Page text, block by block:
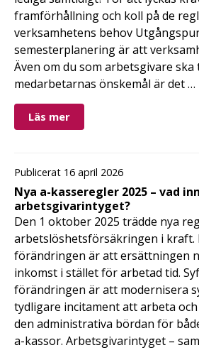
framförhållning och koll på de
verksamhetens behov
semesterplanering är att
Även om du som arbetsgivare ska
medarbetarnas önskemål är det …
Läs mer
Publicerat 16 april 2026
Nya a-kasseregler 2025 – vad
arbetsgivarintyget?
Den 1 oktober 2025 trädde nya
arbetslöshetsförsäkringen i kraft.
förändringen är att ersättningen
inkomst i stället för arbetad tid.
förändringen är att modernisera
tydligare incitament att arbeta
den administrativa bördan för
a-kassor. Arbetsgivarintyget –